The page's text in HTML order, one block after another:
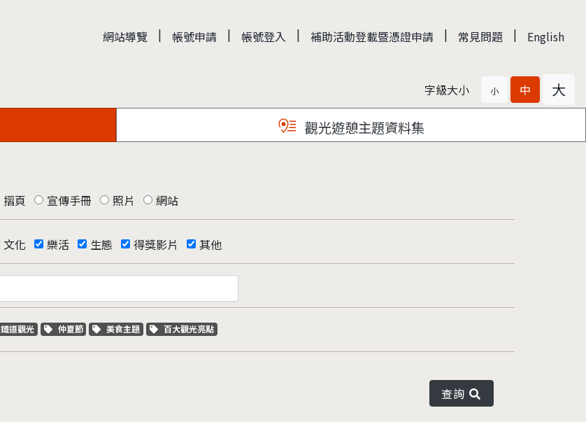
網站導覽 | 帳號申請 | 帳號登入 | 補助活動登載暨憑證申請 | 常見問題 | English
字級大小 小 中 大
觀光遊憩主題資料集
摺頁 宣傳手冊 照片 網站
文化 樂活 生態 得獎影片 其他
關鍵字標籤
鐵道觀光 關鍵字標籤
仲夏節 關鍵字標籤
美食主題 關鍵字標籤
百大觀光亮點
查詢